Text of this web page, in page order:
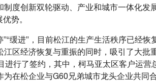
度创新双轮驱动、产业和城市一体化发
势。
缓进”，目前松江的生产生活秩序已经
区经济恢复与重振的同时，吸引了大批
进行了签约，其中，柯马亚太区客户运
在松企业与G60兄弟城市龙头企业共同